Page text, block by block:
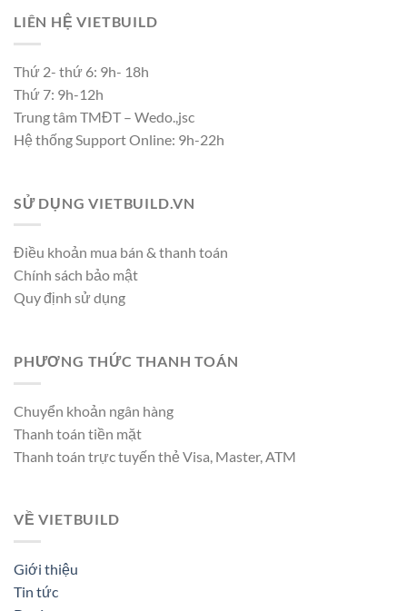
LIÊN HỆ VIETBUILD
Thứ 2- thứ 6: 9h- 18h
Thứ 7: 9h-12h
Trung tâm TMĐT – Wedo.,jsc
Hệ thống Support Online: 9h-22h
SỬ DỤNG VIETBUILD.VN
Điều khoản mua bán & thanh toán
Chính sách bảo mật
Quy định sử dụng
PHƯƠNG THỨC THANH TOÁN
Chuyển khoản ngân hàng
Thanh toán tiền mặt
Thanh toán trực tuyến thẻ Visa, Master, ATM
VỀ VIETBUILD
Giới thiệu
Tin tức